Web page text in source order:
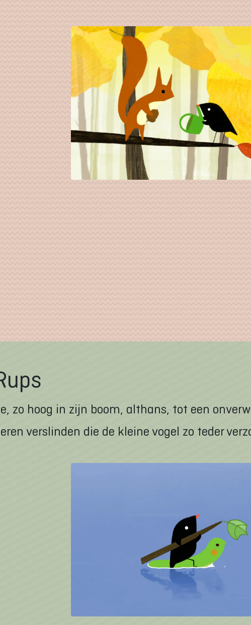
zo hoog in zijn boom, althans, tot een
verslinden die de kleine vogel zo teder